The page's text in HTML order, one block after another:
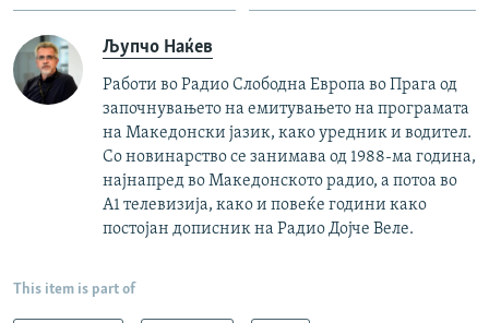
Љупчо Наќев
Работи во Радио Слободна Европа во Прага од
започнувањето на емитувањето на програмата
на Македонски јазик, како уредник и водител.
Со новинарство се занимава од 1988-ма година,
најнапред во Македонското радио, а потоа во
А1 телевизија, како и повеќе години како
постојан дописник на Радио Дојче Веле.
This item is part of